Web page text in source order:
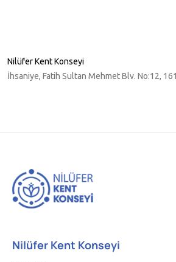
Nilüfer Kent Konseyi
İhsaniye, Fatih Sultan Mehmet Blv. No:12,
Nilüfer Kent Konseyi